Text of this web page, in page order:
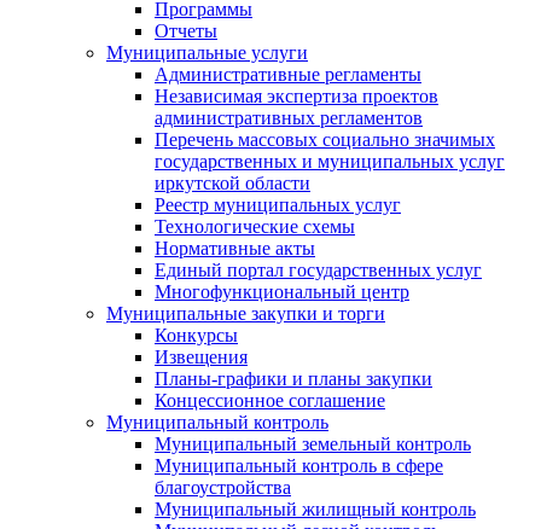
Программы
Отчеты
Муниципальные услуги
Административные регламенты
Независимая экспертиза проектов
административных регламентов
Перечень массовых социально значимых
государственных и муниципальных услуг
иркутской области
Реестр муниципальных услуг
Технологические схемы
Нормативные акты
Единый портал государственных услуг
Многофункциональный центр
Муниципальные закупки и торги
Конкурсы
Извещения
Планы-графики и планы закупки
Концессионное соглашение
Муниципальный контроль
Муниципальный земельный контроль
Муниципальный контроль в сфере
благоустройства
Муниципальный жилищный контроль